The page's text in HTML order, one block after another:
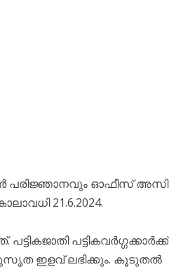
പരിജ്ഞാനവും ഓഫീസ്
21.6.2024.
ഇളവ് ലഭിക്കും. കൂടുതൽ